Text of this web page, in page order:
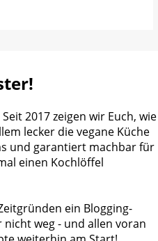
2017 zeigen wir Euch, wie
lecker die vegane Küche
und garantiert machbar für
einen Kochlöffel
ein Blogging-
weg - und allen voran